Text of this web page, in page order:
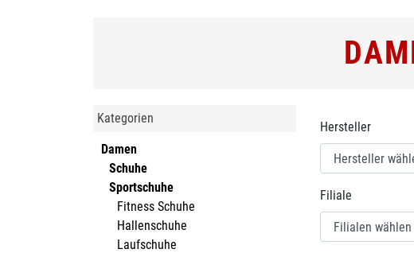
Kategorien
Damen
Schuhe
Sportschuhe
Fitness Schuhe
Hallenschuhe
Laufschuhe
Hersteller
Filiale